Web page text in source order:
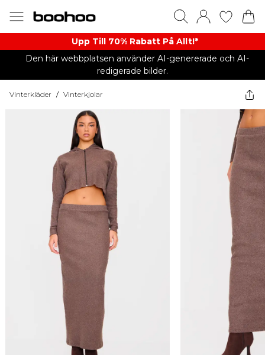
Upp Till 70% Rabatt På Allt!*
Den här webbplatsen använder AI-genererade och AI-
redigerade bilder.
Vinterkläder / Vinterkjolar